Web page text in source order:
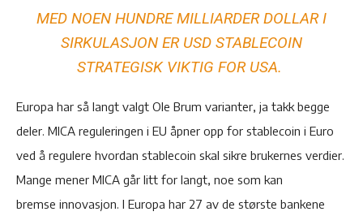
MED NOEN HUNDRE MILLIARDER DOLLAR I
SIRKULASJON ER USD STABLECOIN
STRATEGISK VIKTIG FOR USA.
Europa har så langt valgt Ole Brum varianter, ja takk begge
deler. MICA reguleringen i EU åpner opp for stablecoin i Euro
ved å regulere hvordan stablecoin skal sikre brukernes verdier.
Mange mener MICA går litt for langt, noe som kan
bremse innovasjon. I Europa har 27 av de største bankene